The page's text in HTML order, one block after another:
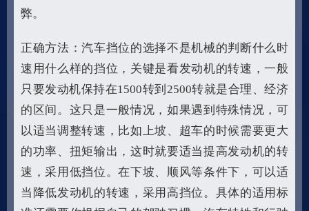
弊。
正确方法：汽车挡位的选择不是机械的判断什么时
速用什么样的挡位，关键是看发动机的转速，一般
只要发动机保持在1500转到2500转就是合理、经济
的区间。这只是一般情况，如果遇到特殊情况，可
以适当调整转速，比如上坡、超车的时候需要更大
的功率、扭矩输出，这时就要适当提高发动机的转
速，采用低挡位。在下坡、顺风等条件下，可以适
当降低发动机的转速，采用高挡位。具体的适用标